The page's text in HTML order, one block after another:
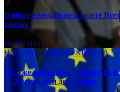
В общем медальном зачете
третья
08.17.2025
НовостиРЕГИОНУКРАИНА
ЕС уже в сентябре примет 19-
— Урсула фон дер Ляйен